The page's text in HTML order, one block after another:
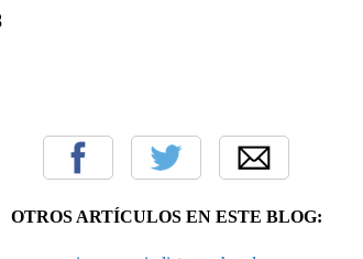
OTROS ARTÍCULOS EN ESTE BLOG: